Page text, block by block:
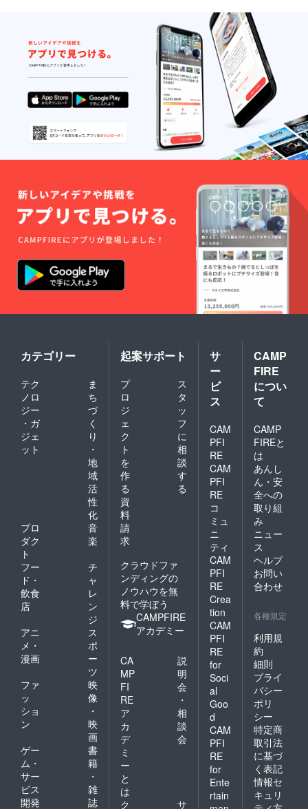
カテゴリー
テク
ノロ
ジー
・ガ
ジェ
ット
ま
ち
づ
く
り
・
地
域
活
性
化
プロ
ダク
ト
音
楽
フー
ド・
飲食
店
チ
ャ
レ
ン
ジ
アニ
メ・
漫画
ス
ポ
ー
ツ
ファ
ッ
ショ
ン
映
像
・
映
画
ゲー
ム・
サー
ビス
開発
書
籍
・
雑
誌
起案サポート
プ
ロ
ジ
ェ
ク
ト
を
作
る
ス
タ
ッ
フ
に
相
談
す
る
資
料
請
求
クラウドファ
ンディングの
ノウハウを無
料で学ぼう
CAMPFIRE
アカデミー
CA
MP
FI
RE
ア
カ
デ
ミ
ー
と
は
説
明
会
・
相
談
会
ク サ
サ
ー
ビ
ス
CAM
PFI
RE
CAM
PFI
RE
コ
ミュ
ニ
ティ
CAM
PFI
RE
Crea
tion
CAM
PFI
RE
for
Soci
al
Goo
d
CAM
PFI
RE
for
Ente
rtain
CAMP
FIRE
につい
て
CAMP
FIREと
は
あんし
ん・安
全への
取り組
み
ニュー
ス
ヘルプ
お問い
合わせ
各種規定
利用規
約
細則
プライ
バシー
ポリ
シー
特定商
取引法
に基づ
く表記
情報セ
キュリ